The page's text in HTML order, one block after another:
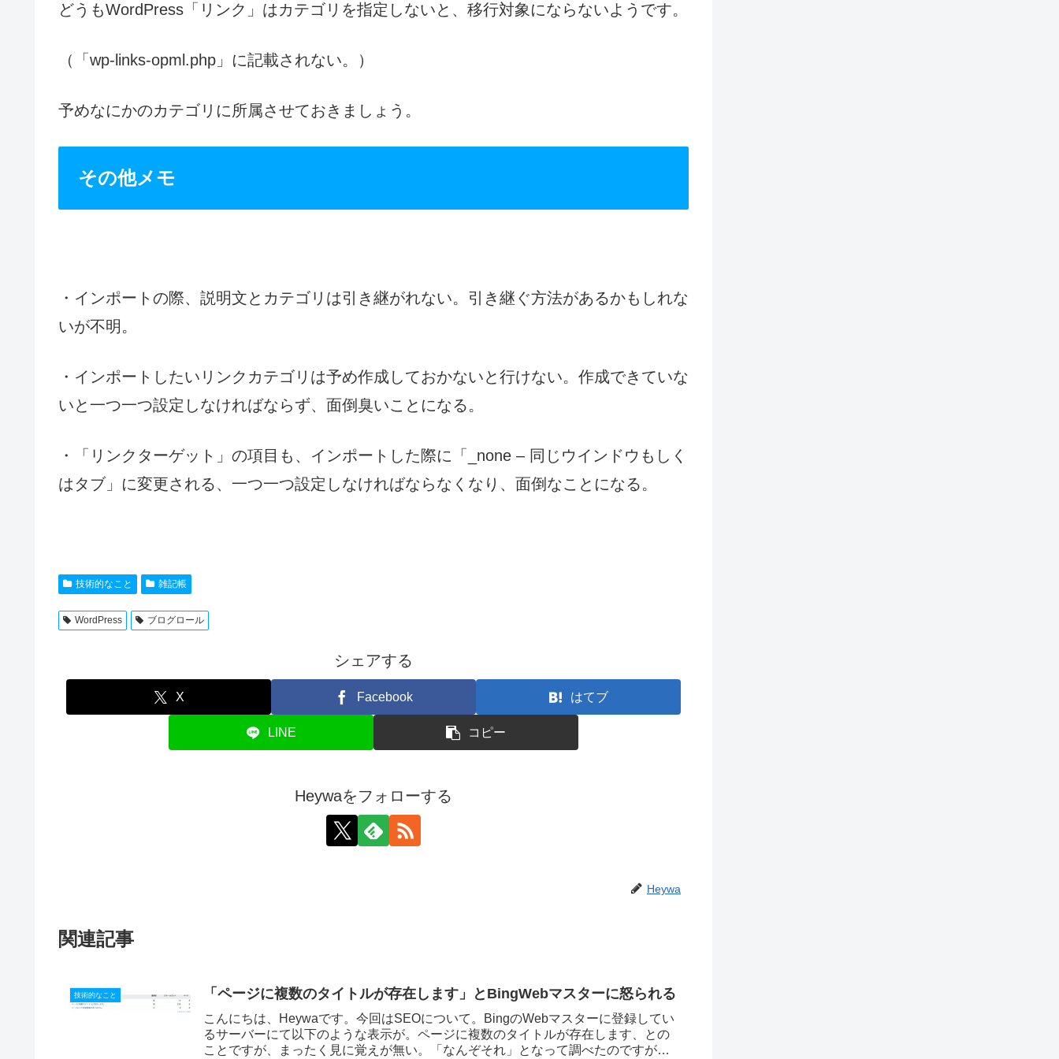
どうもWordPress「リンク」はカテゴリを指定しないと、移行対象にならないようです。
（「wp-links-opml.php」に記載されない。）
予めなにかのカテゴリに所属させておきましょう。
その他メモ
・インポートの際、説明文とカテゴリは引き継がれない。引き継ぐ方法があるかもしれな
いが不明。
・インポートしたいリンクカテゴリは予め作成しておかないと行けない。作成できていな
いと一つ一つ設定しなければならず、面倒臭いことになる。
・「リンクターゲット」の項目も、インポートした際に「_none – 同じウインドウもしく
はタブ」に変更される、一つ一つ設定しなければならなくなり、面倒なことになる。
技術的なこと 雑記帳
WordPress ブログロール
シェアする
X Facebook はてブ
LINE コピー
Heywaをフォローする
Heywa
関連記事
技術的なこと 「ページに複数のタイトルが存在します」とBingWebマスターに怒られる
こんにちは、Heywaです。今回はSEOについて。BingのWebマスターに登録してい
るサーバーにて以下のような表示が。ページに複数のタイトルが存在します、との
ことですが、まったく見に覚えが無い。「なんぞそれ」となって調べたのですが、